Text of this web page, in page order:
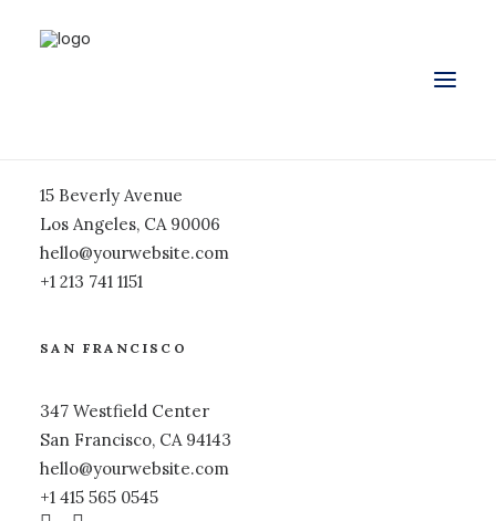
15 Beverly Avenue
Los Angeles, CA 90006
hello@yourwebsite.com
+1 213 741 1151
SAN FRANCISCO
347 Westfield Center
San Francisco, CA 94143
hello@yourwebsite.com
+1 415 565 0545